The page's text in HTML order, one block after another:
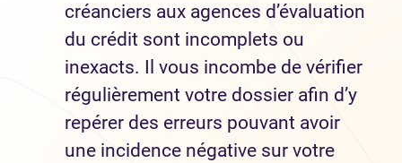
créanciers aux agences d’évaluation
du crédit sont incomplets ou
inexacts. Il vous incombe de vérifier
régulièrement votre dossier afin d’y
repérer des erreurs pouvant avoir
une incidence négative sur votre